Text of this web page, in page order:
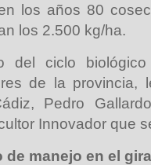
los años 80
los 2.500 kg/ha.
del ciclo
de la
Pedro
Innovador que
de manejo en el